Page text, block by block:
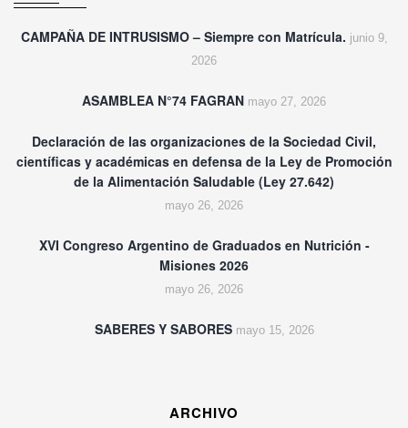
CAMPAÑA DE INTRUSISMO – Siempre con Matrícula. junio 9,
2026
ASAMBLEA N°74 FAGRAN mayo 27, 2026
Declaración de las organizaciones de la Sociedad Civil,
científicas y académicas en defensa de la Ley de Promoción
de la Alimentación Saludable (Ley 27.642)
mayo 26, 2026
XVI Congreso Argentino de Graduados en Nutrición -
Misiones 2026
mayo 26, 2026
SABERES Y SABORES mayo 15, 2026
ARCHIVO